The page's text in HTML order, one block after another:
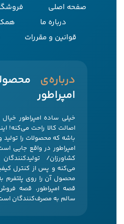
صفحه اصلی
درباره ما
قوانین و مقررات
‌درباره‌ی
امپراطور
خیلی ساده امپراطور
اصالت کالا راحت می‌کنه!
باشه که محصولات را
امپراطور در واقع جایی
کشاورزان/
می‌کنه و پس از کنترل
محصول آن را روی
قصه امپراطور، قصه
سالم به مصرف‌کنندگان